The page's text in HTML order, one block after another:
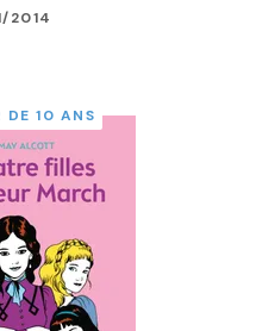
2014
DE 10 ANS